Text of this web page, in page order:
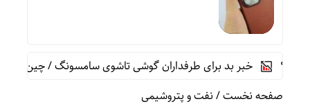
خبر بد برای طرفداران گوشی تاشوی سامسونگ / چین‌خوردگی
صفحه نخست/نفت و پتروشیمی